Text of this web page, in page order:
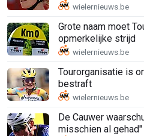
Grote naam moet
opmerkelijke strijd
Tourorganisatie is
bestraft
De Cauwer
misschien al gehad"